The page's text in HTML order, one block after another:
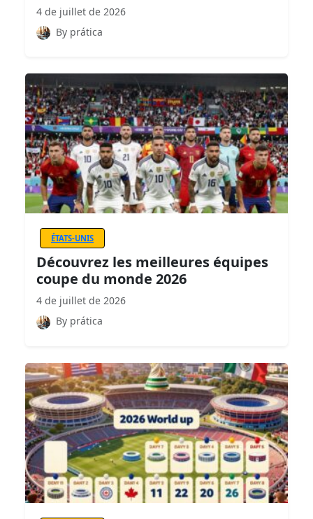
4 de juillet de 2026
By prática
ÉTATS-UNIS
Découvrez les meilleures équipes
coupe du monde 2026
4 de juillet de 2026
By prática